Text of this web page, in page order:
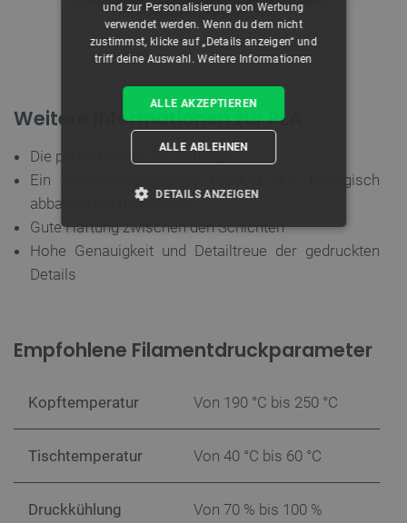
Filament-Nachfüllpackung in Schwarz.
Weitere Informationen zur PLA
Die perfekte Wahl für Anfänger
Ein umweltverträgliches Produkt aus biologisch
abbaubarem Biopolymer
Gute Haftung zwischen den Schichten
Hohe Genauigkeit und Detailtreue der gedruckten
Details
Empfohlene Filamentdruckparameter
Kopftemperatur Von 190 °C bis 250 °C
Tischtemperatur Von 40 °C bis 60 °C
Druckkühlung Von 70 % bis 100 %
und zur Personalisierung von Werbung
verwendet werden. Wenn du dem nicht
zustimmst, klicke auf „Details anzeigen“ und
triff deine Auswahl.Weitere Informationen
ALLE AKZEPTIEREN
ALLE ABLEHNEN
DETAILS ANZEIGEN
UNBEDINGT ERFORDERLICH
Unbedingt erforderlich Performance
Unbedingt erforderliche Cookies ermöglichen